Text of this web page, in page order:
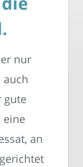
nur
auch
gute
eine
an